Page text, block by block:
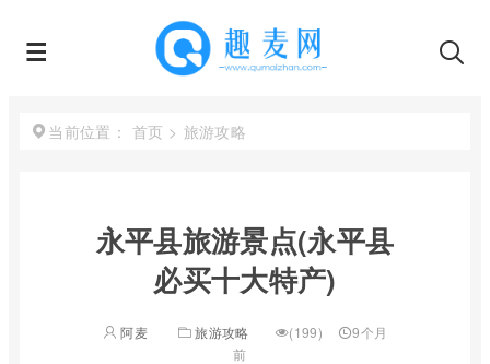
当前位置： 首页 > 旅游攻略
永平县旅游景点(永平县
必买十大特产)
阿麦 旅游攻略 (199)
9个月
前